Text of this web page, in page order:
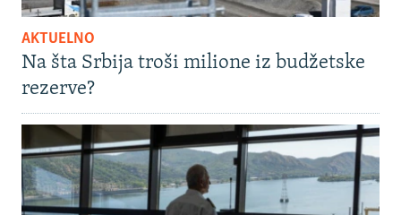
AKTUELNO
Na šta Srbija troši milione iz budžetske
rezerve?